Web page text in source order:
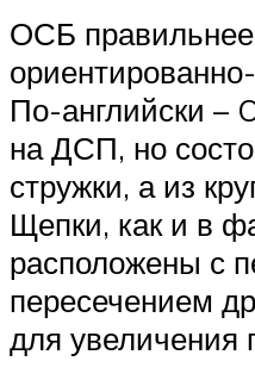
ОСБ
По-английски –
на ДСП, но
стружки, а из
Щепки, как и в
расположены с
пересечением
для увеличения